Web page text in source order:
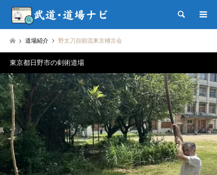
検索
道場紹介 野太刀自顕流東京稽古会
東京都日野市の剣術道場